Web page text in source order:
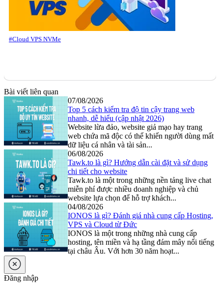
#Cloud VPS NVMe
Bài viết liên quan
07/08/2026
Top 5 cách kiểm tra độ tin cậy trang web
nhanh, dễ hiểu (cập nhật 2026)
Website lừa đảo, website giả mạo hay trang
web chứa mã độc có thể khiến người dùng mất
dữ liệu cá nhân và tài sản...
06/08/2026
Tawk.to là gì? Hướng dẫn cài đặt và sử dụng
chi tiết cho website
Tawk.to là một trong những nền tảng live chat
miễn phí được nhiều doanh nghiệp và chủ
website lựa chọn để hỗ trợ khách...
04/08/2026
IONOS là gì? Đánh giá nhà cung cấp Hosting,
VPS và Cloud từ Đức
IONOS là một trong những nhà cung cấp
hosting, tên miền và hạ tầng đám mây nổi tiếng
tại châu Âu. Với hơn 30 năm hoạt...
Đăng nhập